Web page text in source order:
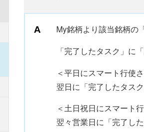
My銘柄より該当銘柄の
「完了したタスク」に
＜平日にスマート行使
翌日に「完了したタス
＜土日祝日にスマート
翌々営業日に「完了し